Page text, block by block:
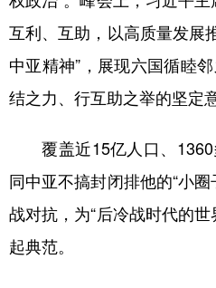
互利、互助，以高质量发展
中亚精神”，展现六国循睦
结之力、行互助之举的坚定
覆盖近15亿人口、1360
同中亚不搞封闭排他的“小
战对抗，为“后冷战时代的
起典范。